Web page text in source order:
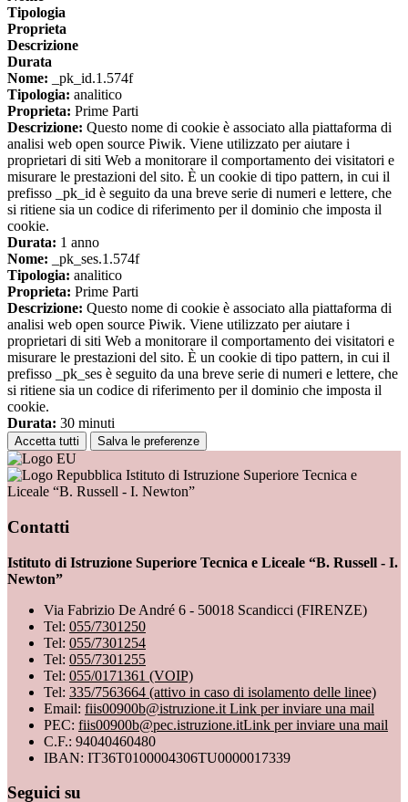
Tipologia
Proprieta
Descrizione
Durata
Nome: _pk_id.1.574f
Tipologia: analitico
Proprieta: Prime Parti
Descrizione: Questo nome di cookie è associato alla piattaforma di
analisi web open source Piwik. Viene utilizzato per aiutare i
proprietari di siti Web a monitorare il comportamento dei visitatori e
misurare le prestazioni del sito. È un cookie di tipo pattern, in cui il
prefisso _pk_id è seguito da una breve serie di numeri e lettere, che
si ritiene sia un codice di riferimento per il dominio che imposta il
cookie.
Durata: 1 anno
Nome: _pk_ses.1.574f
Tipologia: analitico
Proprieta: Prime Parti
Descrizione: Questo nome di cookie è associato alla piattaforma di
analisi web open source Piwik. Viene utilizzato per aiutare i
proprietari di siti Web a monitorare il comportamento dei visitatori e
misurare le prestazioni del sito. È un cookie di tipo pattern, in cui il
prefisso _pk_ses è seguito da una breve serie di numeri e lettere, che
si ritiene sia un codice di riferimento per il dominio che imposta il
cookie.
Durata: 30 minuti
Accetta tutti Salva le preferenze
Istituto di Istruzione Superiore Tecnica e
Liceale “B. Russell - I. Newton”
Contatti
Istituto di Istruzione Superiore Tecnica e Liceale “B. Russell - I.
Newton”
Via Fabrizio De André 6 - 50018 Scandicci (FIRENZE)
Tel: 055/7301250
Tel: 055/7301254
Tel: 055/7301255
Tel: 055/0171361 (VOIP)
Tel: 335/7563664 (attivo in caso di isolamento delle linee)
Email: fiis00900b@istruzione.it Link per inviare una mail
PEC: fiis00900b@pec.istruzione.itLink per inviare una mail
C.F.: 94040460480
IBAN: IT36T0100004306TU0000017339
Seguici su